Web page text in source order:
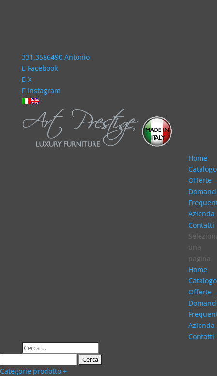
331.3586490 Antonio
Facebook
X
Instagram
Home
Catalogo
Offerte
Azienda
Contatti
una
pagina
Home
Catalogo
Offerte
Azienda
Contatti
Categorie prodotto +